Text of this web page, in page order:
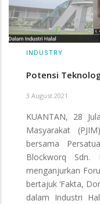
INDUSTRY
Potensi
3 August 2021
KUANTAN, 28
Masyarakat
bersama
Blockworq Sdn.
menganjurkan
bertajuk ‘Fakta,
dalam Industri